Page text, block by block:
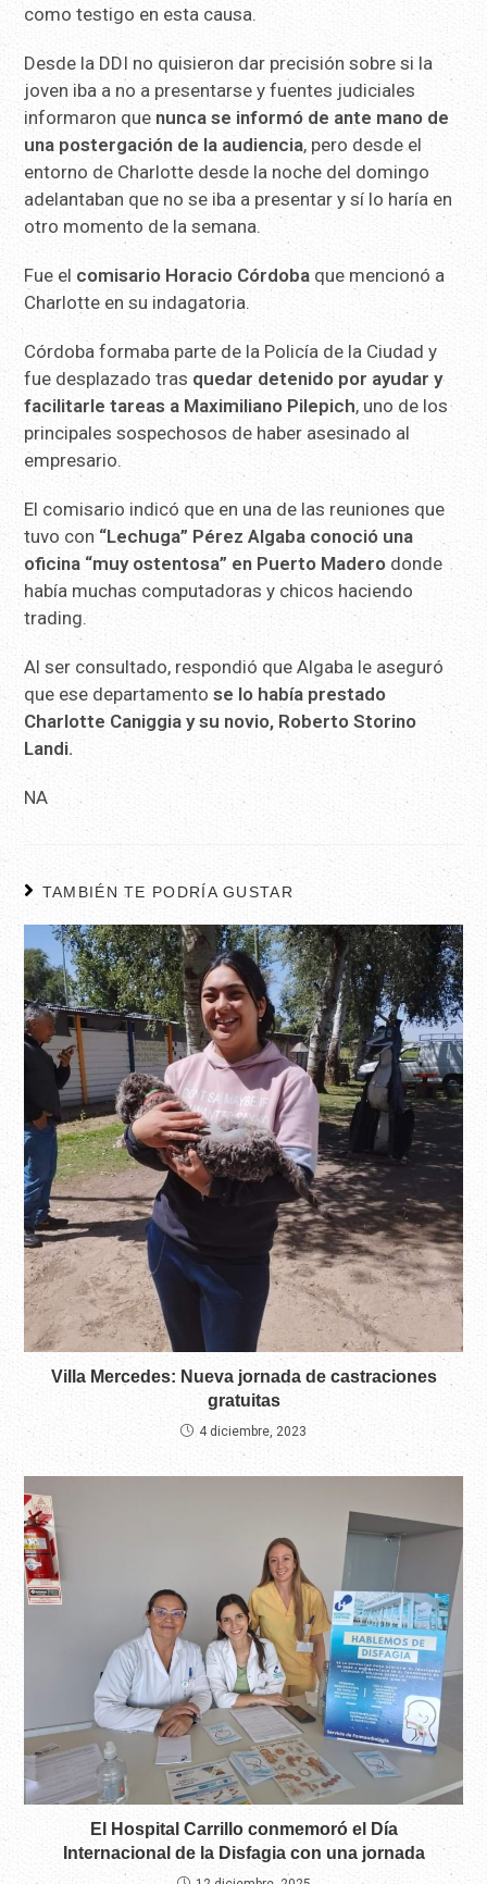
como testigo en esta causa.
Desde la DDI no quisieron dar precisión sobre si la
joven iba a no a presentarse y fuentes judiciales
informaron que nunca se informó de ante mano de
una postergación de la audiencia, pero desde el
entorno de Charlotte desde la noche del domingo
adelantaban que no se iba a presentar y sí lo haría en
otro momento de la semana.
Fue el comisario Horacio Córdoba que mencionó a
Charlotte en su indagatoria.
Córdoba formaba parte de la Policía de la Ciudad y
fue desplazado tras quedar detenido por ayudar y
facilitarle tareas a Maximiliano Pilepich, uno de los
principales sospechosos de haber asesinado al
empresario.
El comisario indicó que en una de las reuniones que
tuvo con“Lechuga” Pérez Algaba conoció una
oficina “muy ostentosa” en Puerto Madero donde
había muchas computadoras y chicos haciendo
trading.
Al ser consultado, respondió que Algaba le aseguró
que ese departamento se lo había prestado
Charlotte Caniggia y su novio, Roberto Storino
Landi.
NA
TAMBIÉN TE PODRÍA GUSTAR
Villa Mercedes: Nueva jornada de castraciones
gratuitas
4 diciembre, 2023
El Hospital Carrillo conmemoró el Día
Internacional de la Disfagia con una jornada